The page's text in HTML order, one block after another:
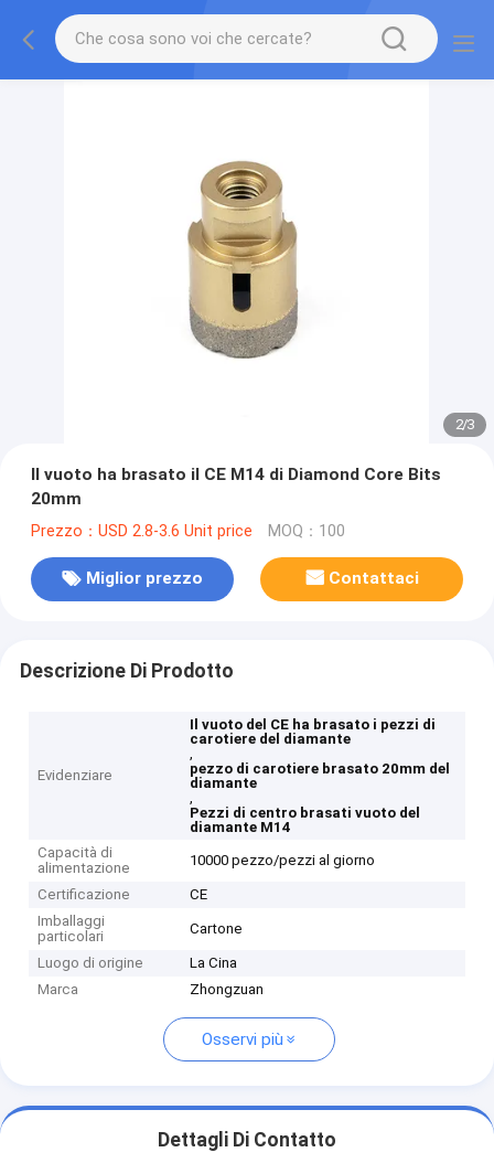
2/3
Il vuoto ha brasato il CE M14 di Diamond Core Bits
20mm
Prezzo：USD 2.8-3.6 Unit price MOQ：100
Miglior prezzo Contattaci
Descrizione Di Prodotto
Evidenziare
Il vuoto del CE ha brasato i pezzi di
carotiere del diamante
,
pezzo di carotiere brasato 20mm del
diamante
,
Pezzi di centro brasati vuoto del
diamante M14
Capacità di
alimentazione
10000 pezzo/pezzi al giorno
Certificazione
CE
Imballaggi
particolari
Cartone
Luogo di origine
La Cina
Marca
Zhongzuan
Osservi più
Dettagli Di Contatto